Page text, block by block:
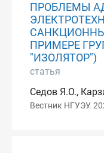
ПРОБЛЕМЫ
ПРИМЕРЕ
"ИЗОЛЯТОР")
статья
Седов Я.О.,
Вестник НГУЭУ.